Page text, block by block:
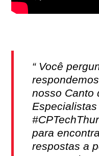
Você
nosso Canto
para
respostas a